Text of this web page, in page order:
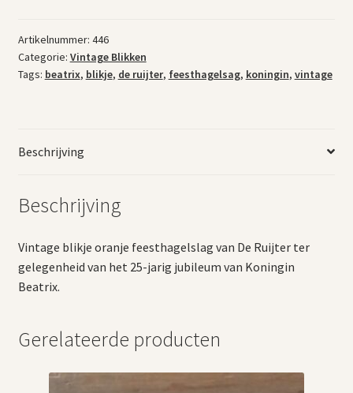
Artikelnummer: 446
Categorie: Vintage Blikken
Tags: beatrix, blikje, de ruijter, feesthagelsag, koningin, vintage
Beschrijving
Beschrijving
Vintage blikje oranje feesthagelslag van De Ruijter ter
gelegenheid van het 25-jarig jubileum van Koningin
Beatrix.
Gerelateerde producten